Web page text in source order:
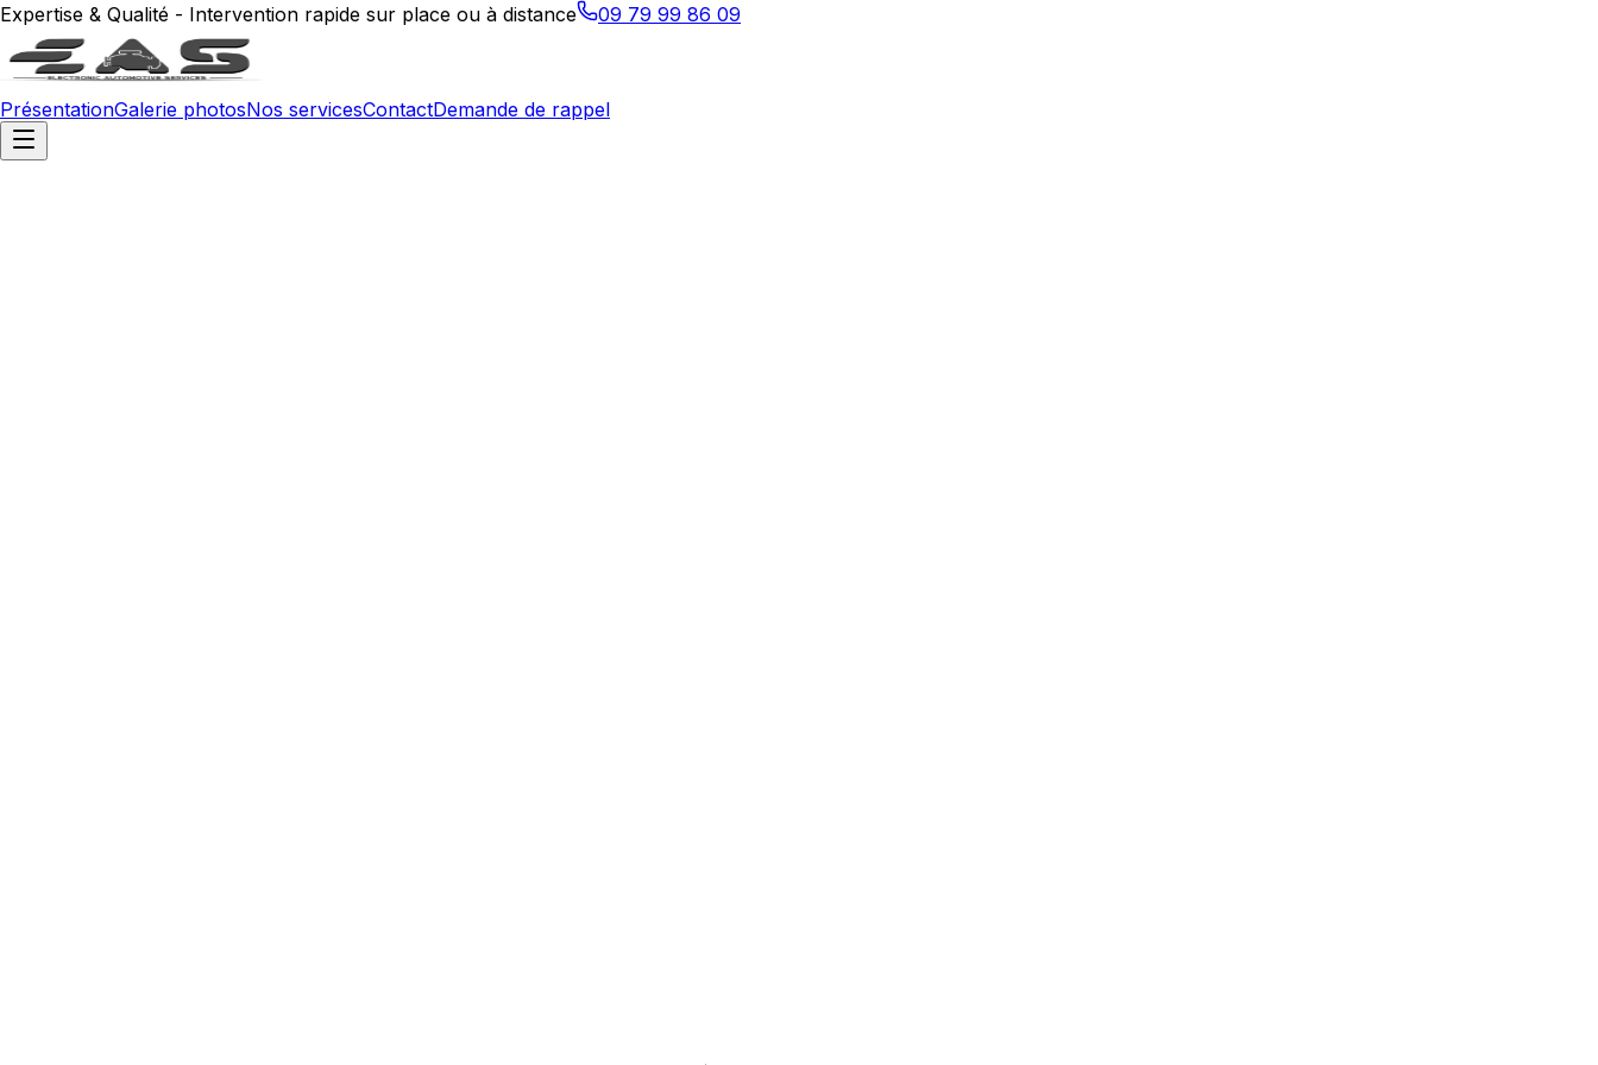
Expertise & Qualité - Intervention rapide sur place ou à distance 09 79 99 86 09
PrésentationGalerie photosNos servicesContactDemande de rappel